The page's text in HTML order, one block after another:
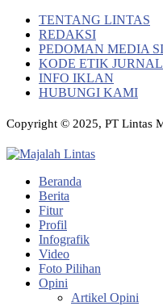
TENTANG LINTAS
REDAKSI
PEDOMAN MEDIA
KODE ETIK
INFO IKLAN
HUBUNGI KAMI
Copyright © 2025, PT Lintas
Beranda
Berita
Fitur
Profil
Infografik
Video
Foto Pilihan
Opini
Artikel Opini